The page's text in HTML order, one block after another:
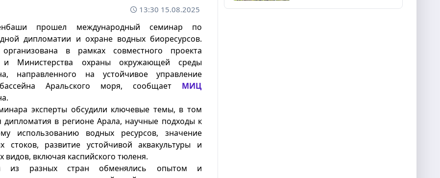
13:30 15.08.2025
прошел международный семинар по
дипломатии и охране водных биоресурсов.
в рамках совместного проекта
Министерства охраны окружающей среды
направленного на устойчивое управление
Аральского моря, сообщает МИЦ
эксперты обсудили ключевые темы, в том
дипломатия в регионе Арала, научные подходы к
использованию водных ресурсов, значение
стоков, развитие устойчивой аквакультуры и
видов, включая каспийского тюленя.
из разных стран обменялись опытом и